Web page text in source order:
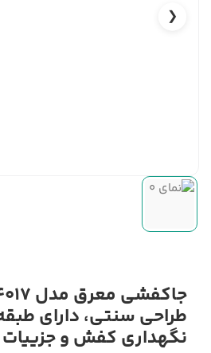
❮
طراحی سنتی، دارای
نگهداری کفش و جزییات